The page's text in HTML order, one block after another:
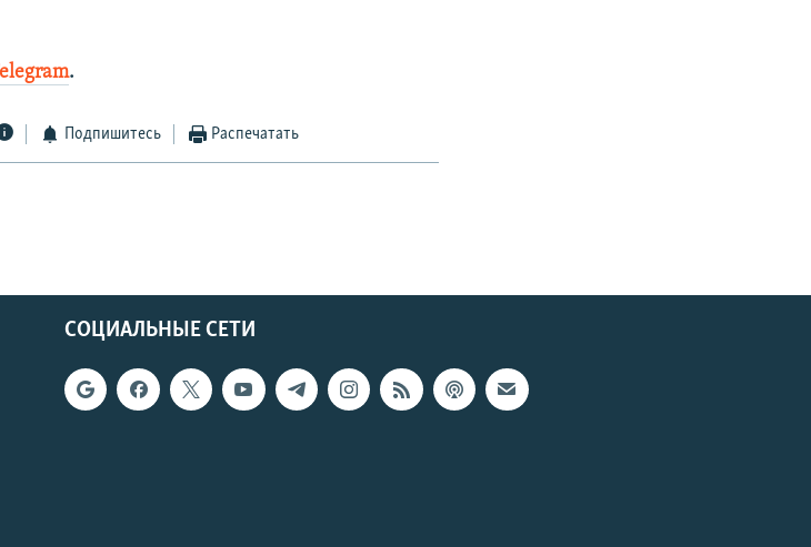
.
Подпишитесь Распечатать
СОЦИАЛЬНЫЕ СЕТИ